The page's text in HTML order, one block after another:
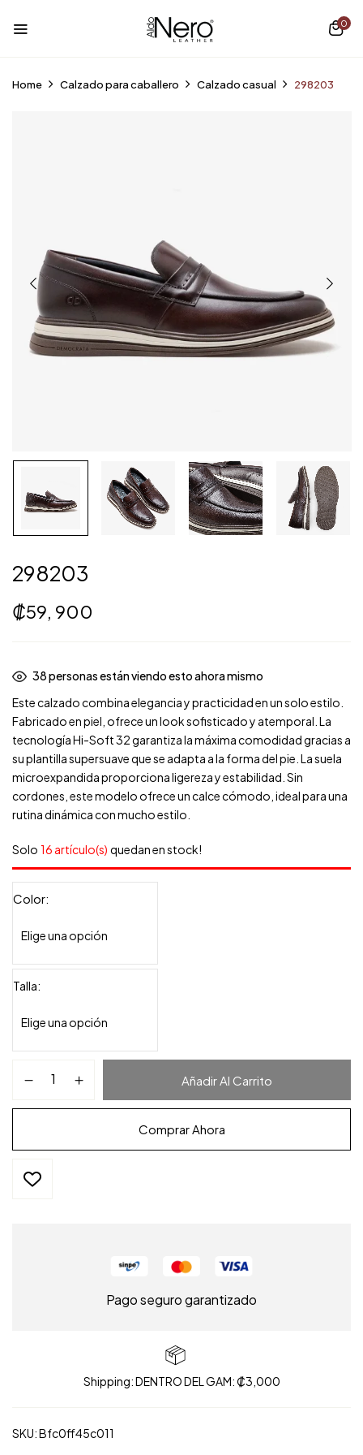
0
Home Calzado para caballero Calzado casual 298203
298203
₡59, 900
31personas están viendo esto ahora mismo
Este calzado combina elegancia y practicidad en un solo estilo.
Fabricado en piel, ofrece un look sofisticado y atemporal. La
tecnología Hi-Soft 32 garantiza la máxima comodidad gracias a
su plantilla supersuave que se adapta a la forma del pie. La suela
microexpandida proporciona ligereza y estabilidad. Sin
cordones, este modelo ofrece un calce cómodo, ideal para una
rutina dinámica con mucho estilo.
Solo 16 artículo(s) quedan en stock!
Color
Talla
Añadir Al Carrito
Comprar Ahora
Pago seguro garantizado
Shipping: DENTRO DEL GAM: ₡3,000
SKU:Bfc0ff45c011